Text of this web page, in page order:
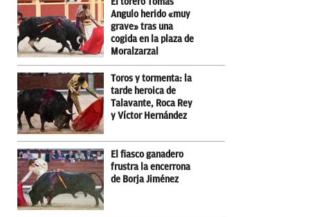
Angulo herido «muy
grave» tras una
cogida en la plaza de
Moralzarzal
Toros y tormenta: la
tarde heroica de
Talavante, Roca Rey
y Víctor Hernández
El fiasco ganadero
frustra la encerrona
de Borja Jiménez